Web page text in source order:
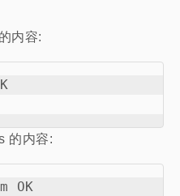
内容:
的内容:
OK